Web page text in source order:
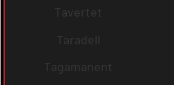
Tavertet
Taradell
Tagamanent